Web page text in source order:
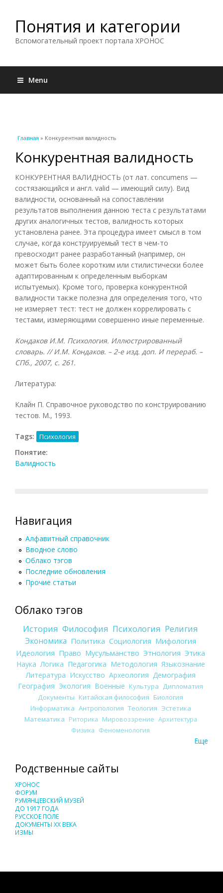
Понятия и категории
Вспомогательный проект портала ХРОНОС
Menu
Вы здесь
Главная » Конкурентная валидность
Конкурентная валидность
КОНКУРЕНТНАЯ ВАЛИДНОСТЬ (от лат. concumens —
состязающийся и англ. valid — имеющий силу). Вид
валидности, основанный на сопоставлении
результатов выполнения данною теста с результатами
других аналогичных тестов, валидность которых
установлена ранее. Эта процедура имеет смысл в том
случае, когда конструируемый тест в чем-то
превосходит ранее разработанный (например, он
может быть более коротким или стилистически более
адаптированным к определенным выборкам
испытуемых). Кроме того, проверка конкурентной
валидности также полезна для определения того, что
не измеряет тест: тест не должен коррелировать с
тестами, измеряющими совершенно иные переменные.
Кондаков И.М. Психология. Иллюстрированный
словарь. // И.М. Кондаков. – 2-е изд. доп. И перераб. –
СПб., 2007, с. 261.
Литература:
Клайн П. Справочное руководство по конструированию
тестов. М., 1993.
Tags: Психология
Понятие:
Валидность
Навигация
Алфавитный справочник
Вводное слово
Облако тэгов
Последние обновления
Прочие статьи
Облако тэгов
История Философия Психология Религия
Экономика Политика Социология Мифология
Идеология Право Мусульманство Этнология Этика
Наука Логика Педагогика Методология Языкознание
Литература Искусство Археология Демография
География Экология Военные Культура
Дипломатия
Документы Китайская философия Биология
Информатика Антропология Теология Эстетика
Математика Риторика Мировоззрение Архитектура
Физика Феноменология
Еще
Родственные сайты
ХРОНОС
ФОРУМ
РУМЯНЦЕВСКИЙ МУЗЕЙ
ДО 1917 ГОДА
РУССКОЕ ПОЛЕ
ДОКУМЕНТЫ XX ВЕКА
ИЗМЫ